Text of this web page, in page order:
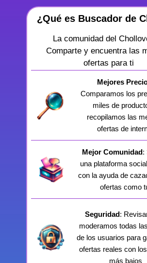
¿Qué es Buscador de
La comunidad del
Comparte y encuentra las
ofertas para ti
Mejores
Comparamos los
miles de
recopilamos las
ofertas de
Mejor Comunidad:
una plataforma
con la ayuda de
ofertas como
Seguridad:
moderamos todas
de los usuarios para
ofertas reales con
más bajos